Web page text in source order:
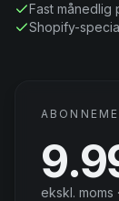
App
Se alle
Fast månedlig
Shopify-
ekskl. moms